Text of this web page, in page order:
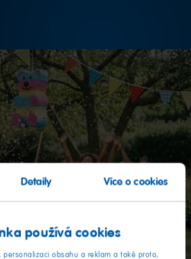
Detaily Více o cookies
používá cookies
personalizaci obsahu a reklam a také proto,